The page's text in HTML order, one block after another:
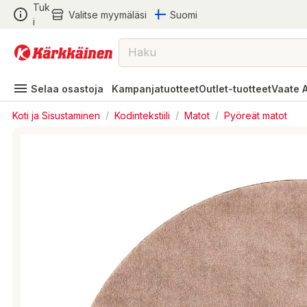
Tuk
i
Valitse myymäläsi Suomi
Selaa osastoja KampanjatuotteetOutlet-tuotteetVaate
Koti ja Sisustaminen / Kodintekstiili / Matot / Pyöreät matot